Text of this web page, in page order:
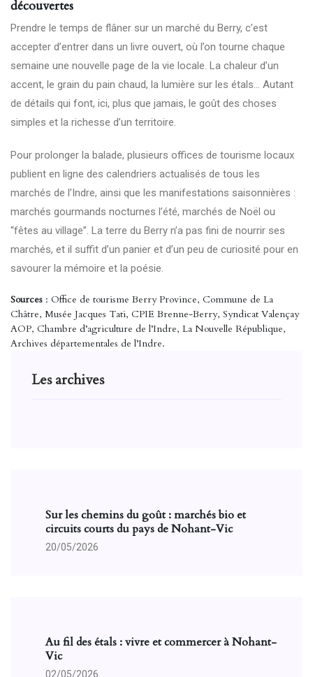
découvertes
Prendre le temps de flâner sur un marché du Berry, c’est
accepter d’entrer dans un livre ouvert, où l’on tourne chaque
semaine une nouvelle page de la vie locale. La chaleur d’un
accent, le grain du pain chaud, la lumière sur les étals… Autant
de détails qui font, ici, plus que jamais, le goût des choses
simples et la richesse d’un territoire.
Pour prolonger la balade, plusieurs offices de tourisme locaux
publient en ligne des calendriers actualisés de tous les
marchés de l’Indre, ainsi que les manifestations saisonnières :
marchés gourmands nocturnes l’été, marchés de Noël ou
“fêtes au village”. La terre du Berry n’a pas fini de nourrir ses
marchés, et il suffit d’un panier et d’un peu de curiosité pour en
savourer la mémoire et la poésie.
Sources : Office de tourisme Berry Province, Commune de La
Châtre, Musée Jacques Tati, CPIE Brenne-Berry, Syndicat Valençay
AOP, Chambre d’agriculture de l’Indre, La Nouvelle République,
Archives départementales de l’Indre.
Les archives
Sur les chemins du goût : marchés bio et
circuits courts du pays de Nohant-Vic
20/05/2026
Au fil des étals : vivre et commercer à Nohant-
Vic
02/05/2026